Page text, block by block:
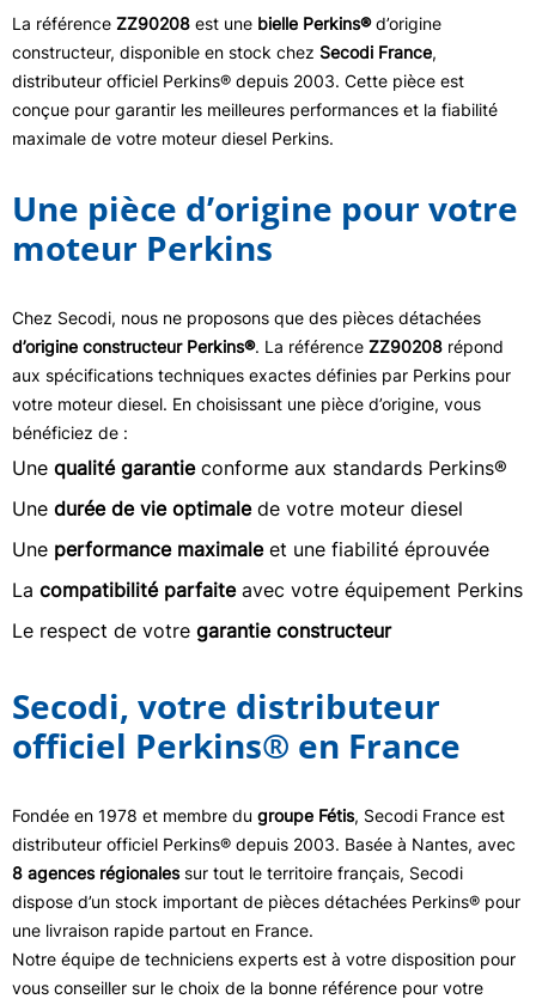
La référence ZZ90208 est une bielle Perkins®d’origine
constructeur, disponible en stock chez Secodi France,
distributeur officiel Perkins® depuis 2003. Cette pièce est
conçue pour garantir les meilleures performances et la fiabilité
maximale de votre moteur diesel Perkins.
Une pièce d’origine pour votre
moteur Perkins
Chez Secodi, nous ne proposons que des pièces détachées
d’origine constructeur Perkins®. La référence ZZ90208 répond
aux spécifications techniques exactes définies par Perkins pour
votre moteur diesel. En choisissant une pièce d’origine, vous
bénéficiez de :
Une qualité garantieconforme aux standards Perkins®
Une durée de vie optimalede votre moteur diesel
Une performance maximaleet une fiabilité éprouvée
La compatibilité parfaiteavec votre équipement Perkins
Le respect de votre garantie constructeur
Secodi, votre distributeur
officiel Perkins® en France
Fondée en 1978 et membre du groupe Fétis, Secodi France est
distributeur officiel Perkins® depuis 2003. Basée à Nantes, avec
8 agences régionalessur tout le territoire français, Secodi
dispose d’un stock important de pièces détachées Perkins® pour
une livraison rapide partout en France.
Notre équipe de techniciens experts est à votre disposition pour
vous conseiller sur le choix de la bonne référence pour votre